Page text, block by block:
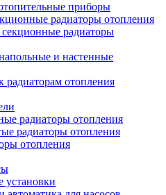
приборы
радиаторы отопления
радиаторы
и настенные
отопления
радиаторы отопления
радиаторы отопления
отопления
установки